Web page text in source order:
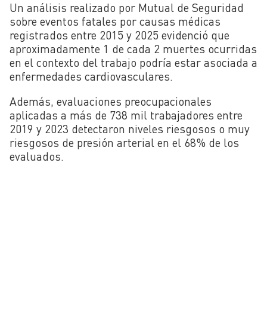
Un análisis realizado por Mutual de Seguridad
sobre eventos fatales por causas médicas
registrados entre 2015 y 2025 evidenció que
aproximadamente 1 de cada 2 muertes ocurridas
en el contexto del trabajo podría estar asociada a
enfermedades cardiovasculares.
Además, evaluaciones preocupacionales
aplicadas a más de 738 mil trabajadores entre
2019 y 2023 detectaron niveles riesgosos o muy
riesgosos de presión arterial en el 68% de los
evaluados.